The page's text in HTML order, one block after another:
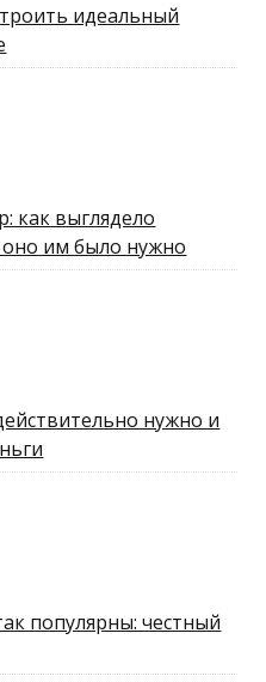
идеальный
как выглядело
им было нужно
нужно и
популярны: честный